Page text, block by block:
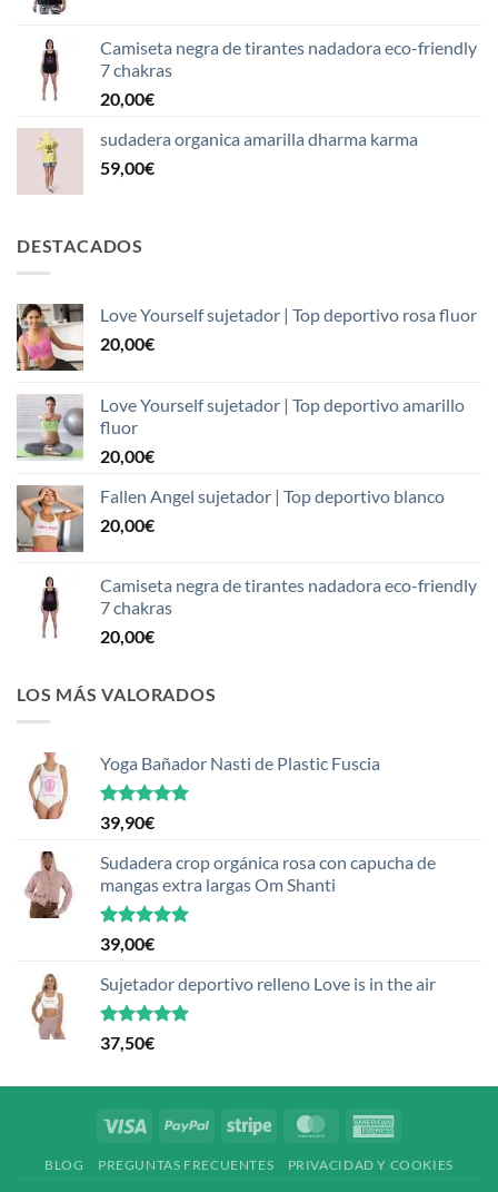
Camiseta negra de tirantes nadadora eco-friendly
7 chakras
20,00€
sudadera organica amarilla dharma karma
59,00€
DESTACADOS
Love Yourself sujetador | Top deportivo rosa fluor
20,00€
Love Yourself sujetador | Top deportivo amarillo
fluor
20,00€
Fallen Angel sujetador | Top deportivo blanco
20,00€
Camiseta negra de tirantes nadadora eco-friendly
7 chakras
20,00€
LOS MÁS VALORADOS
Yoga Bañador Nasti de Plastic Fuscia
Valorado
con
de 5
39,90€
Sudadera crop orgánica rosa con capucha de
mangas extra largas Om Shanti
Valorado
con
de 5
39,00€
Sujetador deportivo relleno Love is in the air
Valorado
con
37,50€
Visa PayPal Stripe MasterCard
BLOG PREGUNTAS FRECUENTES PRIVACIDAD Y COOKIES